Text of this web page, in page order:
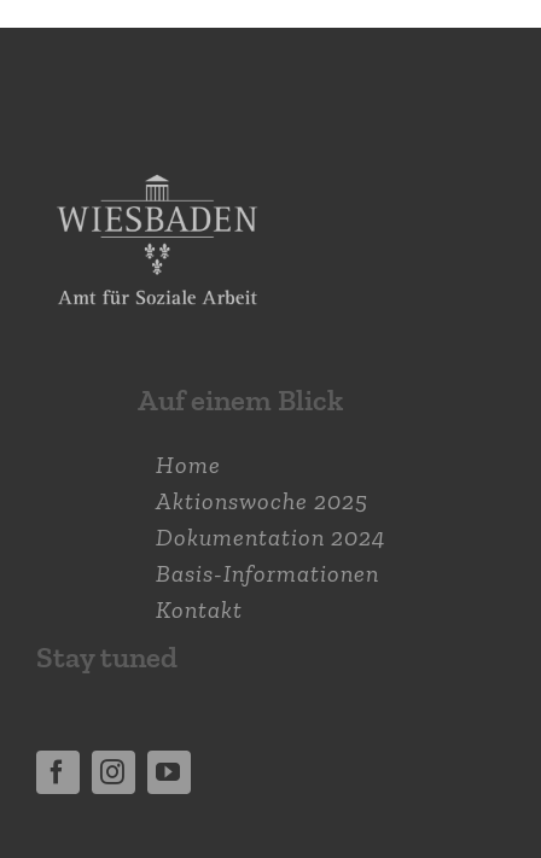
Auf einem Blick
Home
Aktions­woche 2025
Dokumen­tation 2024
Basis-Informationen
Kontakt
Stay tuned